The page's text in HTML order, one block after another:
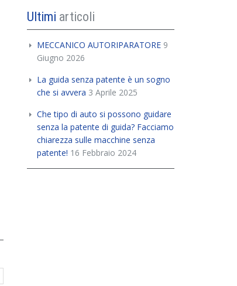
Ultimi articoli
MECCANICO AUTORIPARATORE 9
Giugno 2026
La guida senza patente è un sogno
che si avvera 3 Aprile 2025
Che tipo di auto si possono guidare
senza la patente di guida? Facciamo
chiarezza sulle macchine senza
patente! 16 Febbraio 2024